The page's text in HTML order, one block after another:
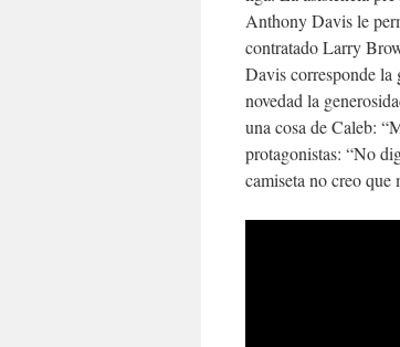
Anthony Davis le
contratado Larry
Davis corresponde la
novedad la
una cosa de Caleb:
protagonistas: “No
camiseta no creo que